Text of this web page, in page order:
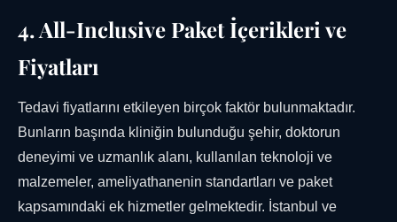
4. All-Inclusive Paket İçerikleri ve
Fiyatları
Tedavi fiyatlarını etkileyen birçok faktör bulunmaktadır.
Bunların başında kliniğin bulunduğu şehir, doktorun
deneyimi ve uzmanlık alanı, kullanılan teknoloji ve
malzemeler, ameliyathanenin standartları ve paket
kapsamındaki ek hizmetler gelmektedir. İstanbul ve